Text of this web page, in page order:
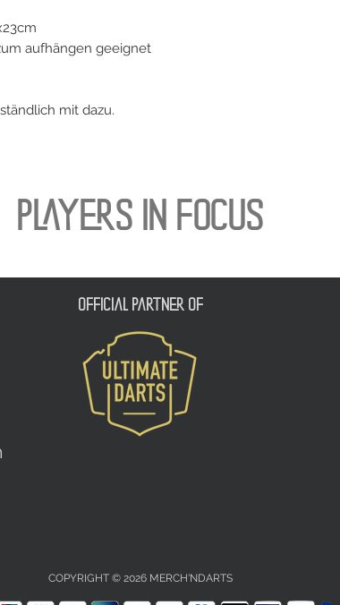
aufhängen geeignet
mit dazu.
PLAYERS IN FOCUS
official partner of
COPYRIGHT © 2026 MERCH'NDARTS